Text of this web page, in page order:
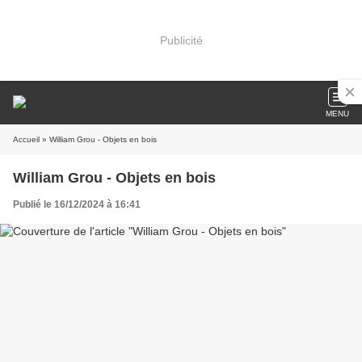
Publicité
MENU
Accueil » William Grou - Objets en bois
William Grou - Objets en bois
Publié le 16/12/2024 à 16:41